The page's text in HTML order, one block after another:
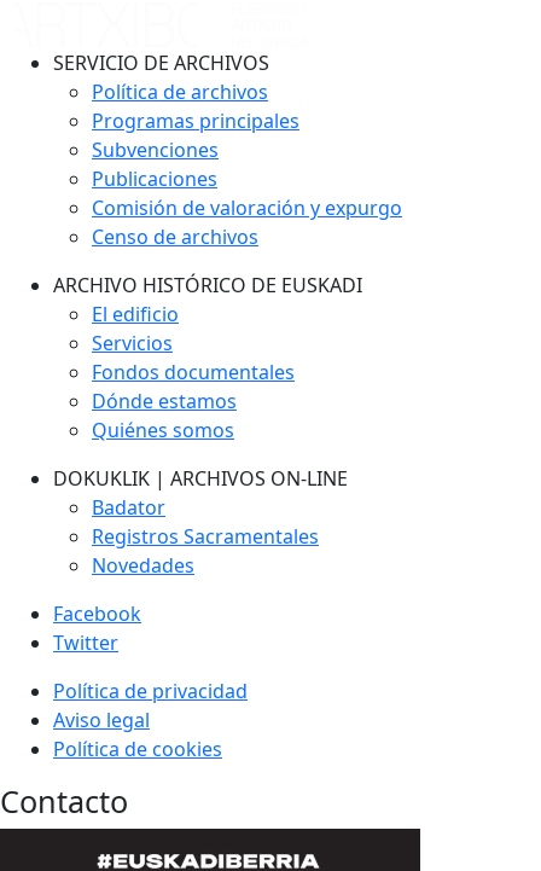
SERVICIO DE ARCHIVOS
Política de archivos
Programas principales
Subvenciones
Publicaciones
Comisión de valoración y expurgo
Censo de archivos
ARCHIVO HISTÓRICO DE EUSKADI
El edificio
Servicios
Fondos documentales
Dónde estamos
Quiénes somos
DOKUKLIK | ARCHIVOS ON-LINE
Badator
Registros Sacramentales
Novedades
Facebook
Twitter
Política de privacidad
Aviso legal
Política de cookies
Contacto